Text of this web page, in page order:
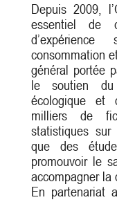
Depuis 2009,
essentiel de
consommation
général portée
le soutien
écologique et
milliers de
statistiques
que des
promouvoir le
accompagner la
En partenariat